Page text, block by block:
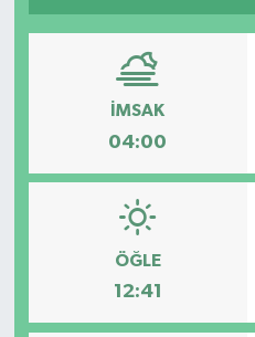
İMSAK
04:00
ÖĞLE
12:41
Eğitim
Magazin